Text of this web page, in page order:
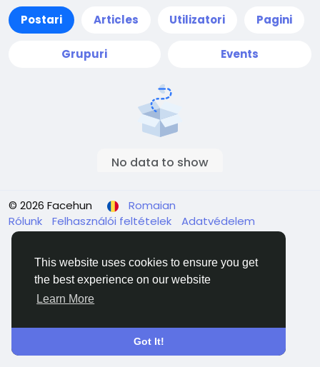
This website uses cookies to ensure you get
the best experience on our website
Learn More
Got It!
Postari Articles Utilizatori Pagini
Grupuri Events
No data to show
© 2026 Facehun
Romaian
Rólunk
Felhasználói feltételek
Adatvédelem
Contacteaza-ne